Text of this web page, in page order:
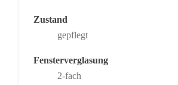
Zustand
gepflegt
Fensterverglasung
2-fach